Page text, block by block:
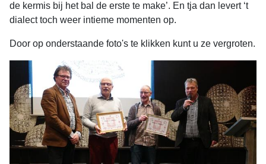
de kermis bij het bal de erste te make’. En tja dan levert ‘t
dialect toch weer intieme momenten op.
Door op onderstaande foto's te klikken kunt u ze vergroten.